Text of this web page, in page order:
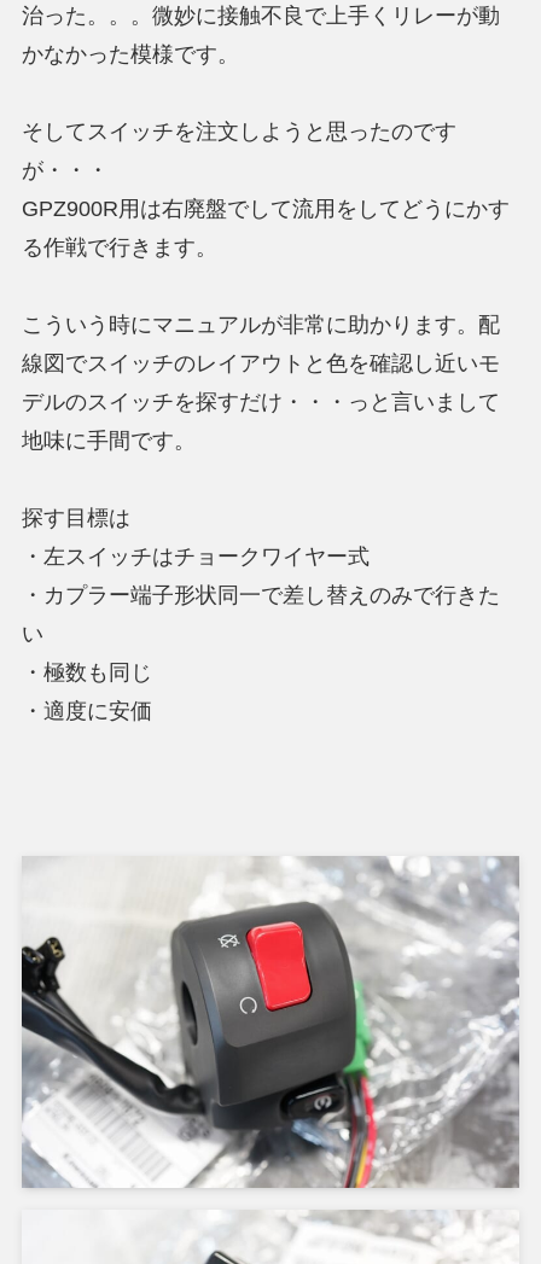
治った。。。微妙に接触不良で上手くリレーが動
かなかった模様です。
そしてスイッチを注文しようと思ったのです
が・・・
GPZ900R用は右廃盤でして流用をしてどうにかす
る作戦で行きます。
こういう時にマニュアルが非常に助かります。配
線図でスイッチのレイアウトと色を確認し近いモ
デルのスイッチを探すだけ・・・っと言いまして
地味に手間です。
探す目標は
・左スイッチはチョークワイヤー式
・カプラー端子形状同一で差し替えのみで行きた
い
・極数も同じ
・適度に安価